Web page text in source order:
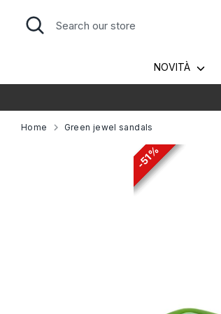
Search
Search
our
NOVITÀ
Home Green jewel sandals
51%
51%
51%
51%
51%